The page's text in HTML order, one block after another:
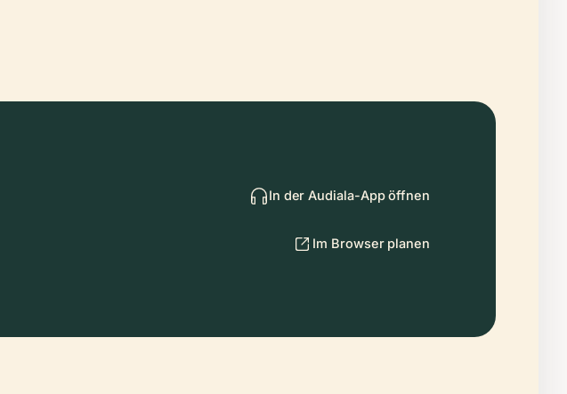
In der Audiala-App öffnen
Im Browser planen